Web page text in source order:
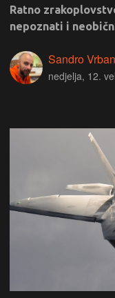
Ratno
nepoznati i
Sandro
nedjelja, 12.